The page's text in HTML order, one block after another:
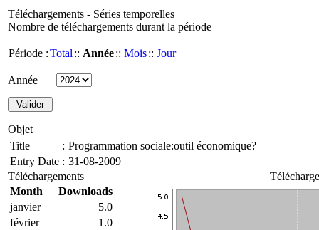
Téléchargements - Séries temporelles
Nombre de téléchargements durant la période
Période :Total :: Année:: Mois:: Jour
Année
Objet
Title
: Programmation sociale:outil économique?
Entry Date : 31-08-2009
Téléchargements
Month
Downloads
janvier
5.0
février
1.0